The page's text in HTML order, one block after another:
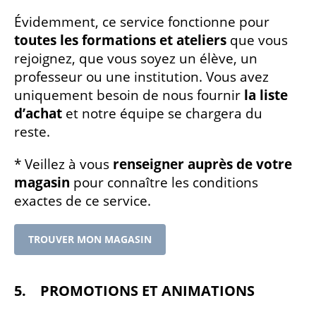
Évidemment, ce service fonctionne pour
toutes les formations et ateliers que vous
rejoignez, que vous soyez un élève, un
professeur ou une institution. Vous avez
uniquement besoin de nous fournir la liste
d’achat et notre équipe se chargera du
reste.
* Veillez à vous renseigner auprès de votre
magasin pour connaître les conditions
exactes de ce service.
TROUVER MON MAGASIN
5. PROMOTIONS ET ANIMATIONS